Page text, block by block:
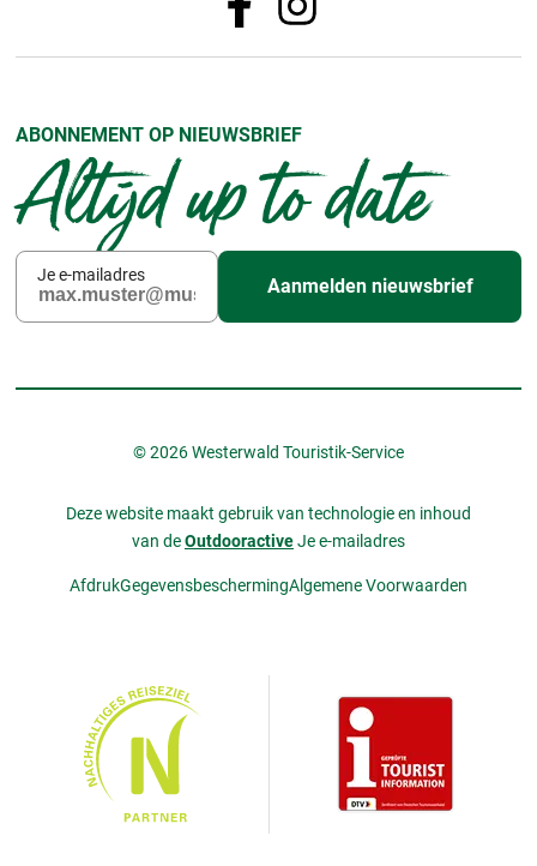
ABONNEMENT OP NIEUWSBRIEF
Altijd up to date
Je e-mailadres
Aanmelden nieuwsbrief
© 2026 Westerwald Touristik-Service
Deze website maakt gebruik van technologie en inhoud
van deOutdooractiveJe e-mailadres
AfdrukGegevensbeschermingAlgemene Voorwaarden